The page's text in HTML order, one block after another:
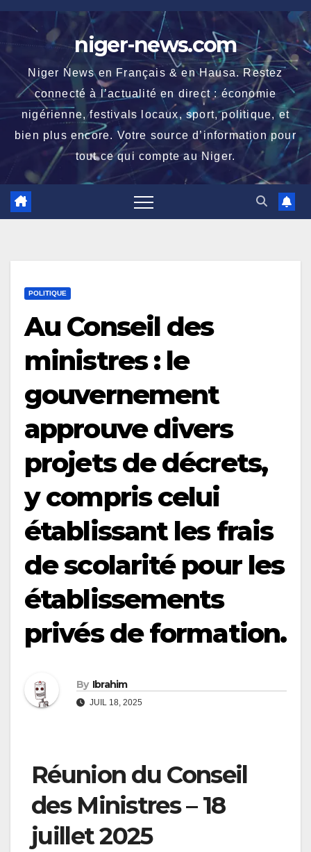
Skip
to
content
niger-news.com
Niger News en Français & en Hausa. Restez
connecté à l’actualité en direct : économie
nigérienne, festivals locaux, sport, politique, et
bien plus encore. Votre source d’information pour
tout ce qui compte au Niger.
POLITIQUE
Au Conseil des
ministres : le
gouvernement
approuve divers
projets de décrets,
y compris celui
établissant les frais
de scolarité pour les
établissements
privés de formation.
By Ibrahim
JUIL 18, 2025
Réunion du Conseil
des Ministres – 18
juillet 2025